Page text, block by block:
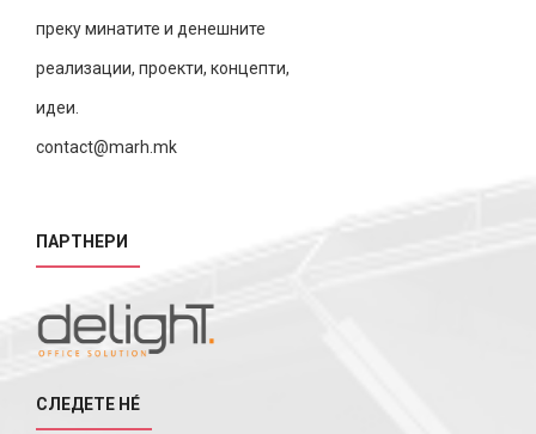
преку минатите и денешните
реализации, проекти, концепти,
идеи.
contact@marh.mk
ПАРТНЕРИ
СЛЕДЕТЕ НÉ